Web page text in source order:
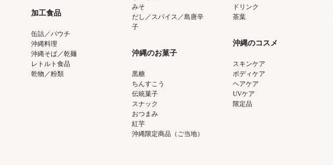
加工食品
缶詰／パウチ
沖縄料理
沖縄そば／乾麺
レトルト食品
乾物／粉類
みそ
だし／スパイス／島唐辛
子
沖縄のお菓子
黒糖
ちんすこう
伝統菓子
スナック
おつまみ
紅芋
沖縄限定商品（ご当地）
ドリンク
茶葉
沖縄のコスメ
スキンケア
ボディケア
ヘアケア
UVケア
限定品